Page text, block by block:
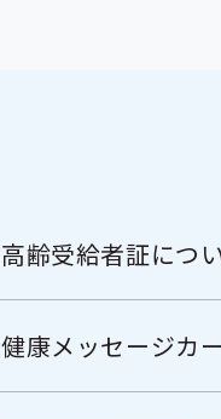
高齢受給者証につ
健康メッセージカ